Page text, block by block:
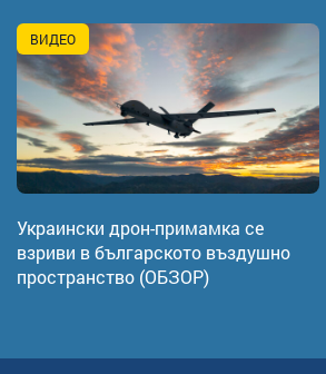
ВИДЕО
Украински дрон-примамка се
взриви в българското въздушно
пространство (ОБЗОР)